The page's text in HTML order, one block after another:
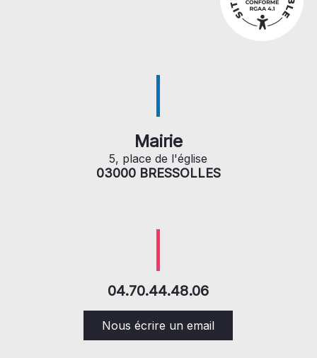
Mairie
5, place de l'église
03000 BRESSOLLES
04.70.44.48.06
Nous écrire un email